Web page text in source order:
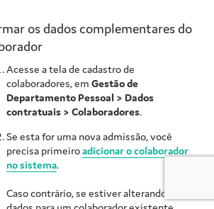
os dados complementares do
Acesse a tela de cadastro de
colaboradores, em Gestão de
Departamento Pessoal > Dados
contratuais > Colaboradores.
Se esta for uma nova admissão, você
precisa primeiroadicionar o colaborador
no sistema.
Caso contrário, se estiver alterando os